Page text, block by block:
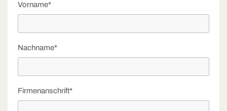
Vorname*
Nachname*
Firmenanschrift*